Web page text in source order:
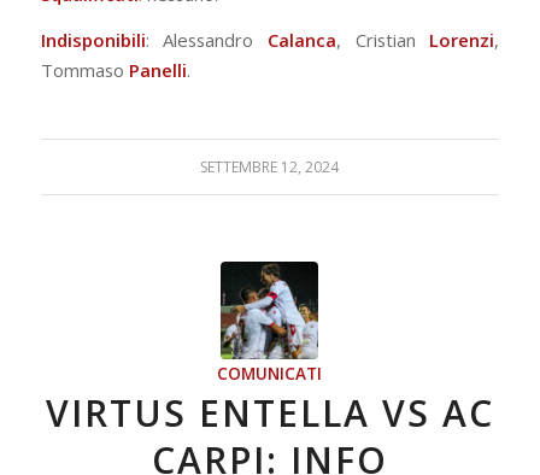
Indisponibili: Alessandro Calanca, Cristian Lorenzi,
Tommaso Panelli.
SETTEMBRE 12, 2024
COMUNICATI
VIRTUS ENTELLA VS AC
CARPI: INFO